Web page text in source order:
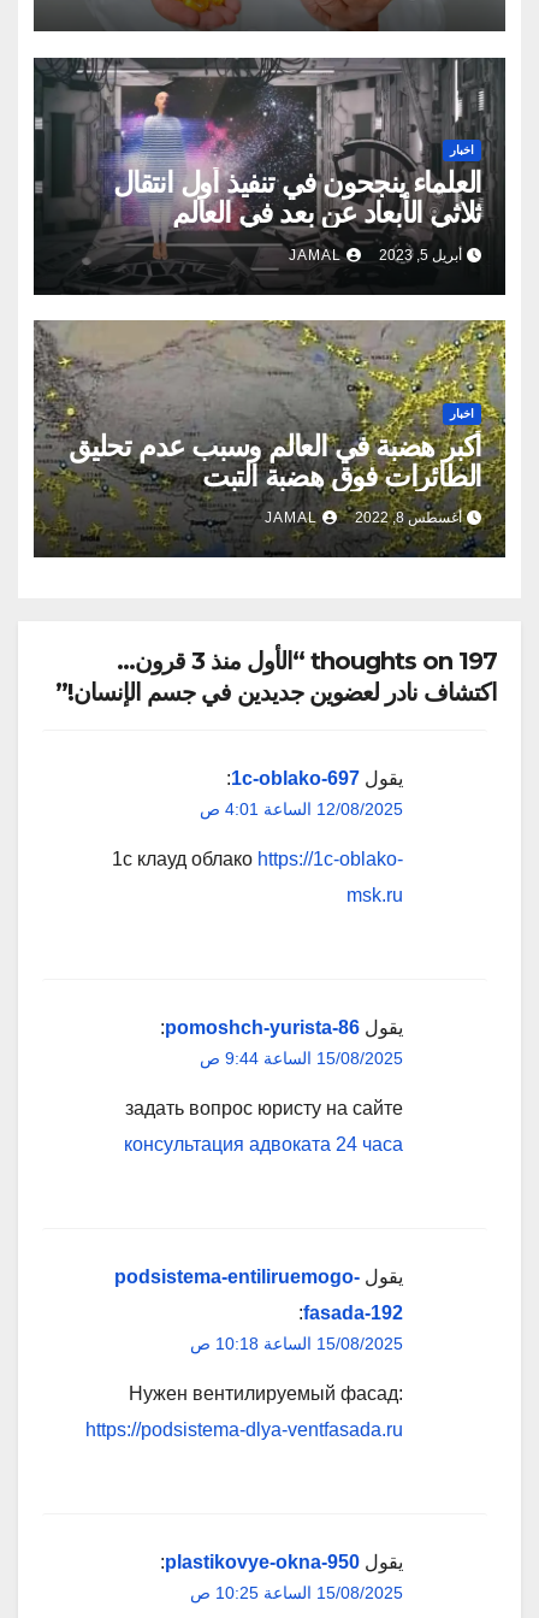
اخبار
العلماء ينجحون في تنفيذ أول انتقال
ثلاثي الأبعاد عن بعد في العالم
أبريل 5, 2023 JAMAL
اخبار
أكبر هضبة في العالم وسبب عدم تحليق
الطائرات فوق هضبة التبت
أغسطس 8, 2022 JAMAL
197 thoughts on “الأول منذ 3 قرون…
اكتشاف نادر لعضوين جديدين في جسم الإنسان!”
يقول 1c-oblako-697
:
12/08/2025 الساعة 4:01 ص
1с клауд облако https://1c-oblako-
msk.ru
يقول pomoshch-yurista-86
:
15/08/2025 الساعة 9:44 ص
задать вопрос юристу на сайте
консультация адвоката 24 часа
يقول podsistema-entiliruemogo-
fasada-192
:
15/08/2025 الساعة 10:18 ص
Нужен вентилируемый фасад:
https://podsistema-dlya-ventfasada.ru
يقول plastikovye-okna-950
:
15/08/2025 الساعة 10:25 ص